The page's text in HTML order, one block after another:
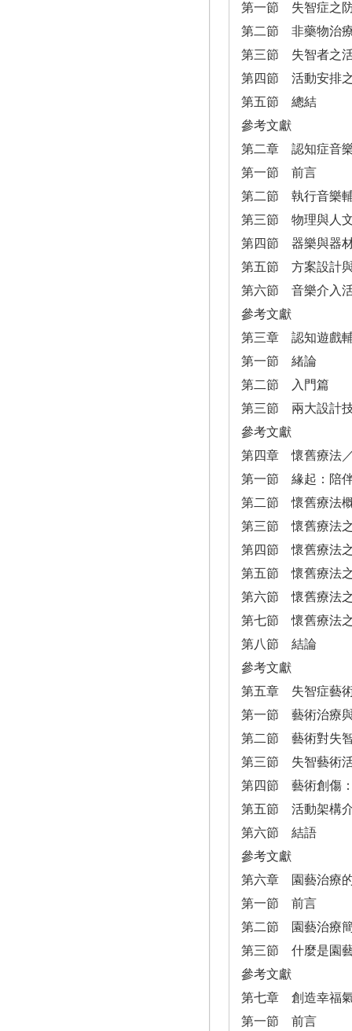
第一節 失智症之
第二節 非藥物治
第三節 失智者之
第四節 活動安排
第五節 總結
參考文獻
第二章 認知症音
第一節 前言
第二節 執行音樂
第三節 物理與人
第四節 器樂與器
第五節 方案設計
第六節 音樂介入
參考文獻
第三章 認知遊戲
第一節 緒論
第二節 入門篇
第三節 兩大設計
參考文獻
第四章 懷舊療法
第一節 緣起：陪
第二節 懷舊療法
第三節 懷舊療法
第四節 懷舊療法
第五節 懷舊療法
第六節 懷舊療法
第七節 懷舊療法
第八節 結論
參考文獻
第五章 失智症藝
第一節 藝術治療
第二節 藝術對失
第三節 失智藝術
第四節 藝術創傷
第五節 活動架構
第六節 結語
參考文獻
第六章 園藝治療
第一節 前言
第二節 園藝治療
第三節 什麼是園
參考文獻
第七章 創造幸福
第一節 前言